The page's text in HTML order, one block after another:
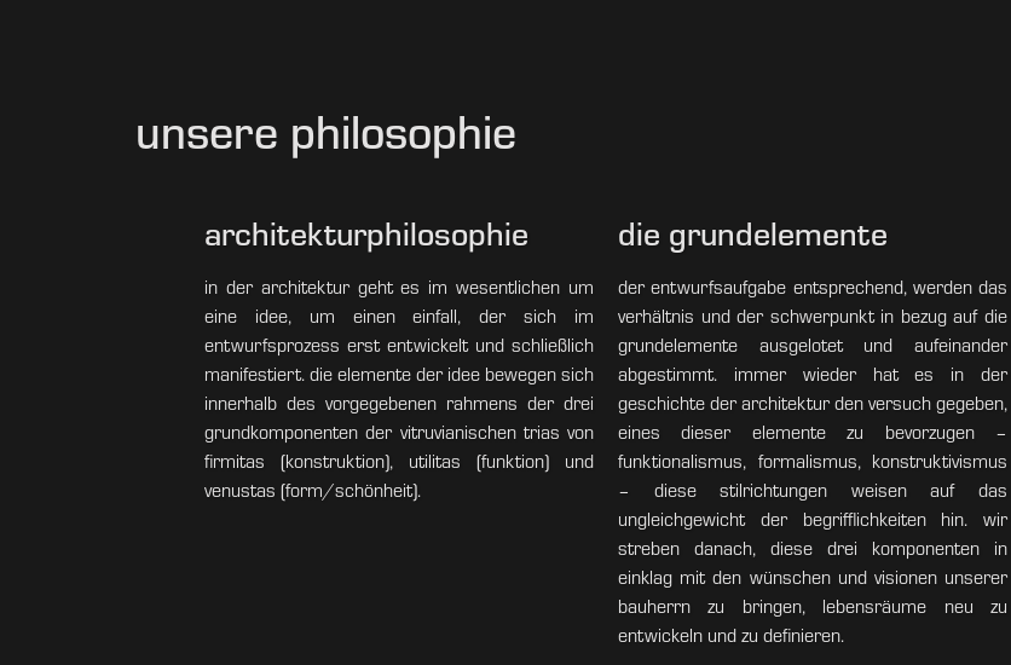
(copyright 2012 by innerhofer oder innerhofer architekten)
unsere philosophie
architekturphilosophie
in der architektur geht es im wesentlichen um
eine idee, um einen einfall, der sich im
entwurfsprozess erst entwickelt und schließlich
manifestiert. die elemente der idee bewegen sich
innerhalb des vorgegebenen rahmens der drei
grundkomponenten der vitruvianischen trias von
firmitas (konstruktion), utilitas (funktion) und
venustas (form/schönheit).
die grundelemente
der entwurfsaufgabe entsprechend, werden das
verhältnis und der schwerpunkt in bezug auf die
grundelemente ausgelotet und aufeinander
abgestimmt. immer wieder hat es in der
geschichte der architektur den versuch gegeben,
eines dieser elemente zu bevorzugen –
funktionalismus, formalismus, konstruktivismus
– diese stilrichtungen weisen auf das
ungleichgewicht der begrifflichkeiten hin. wir
streben danach, diese drei komponenten in
einklag mit den wünschen und visionen unserer
bauherrn zu bringen, lebensräume neu zu
entwickeln und zu definieren.